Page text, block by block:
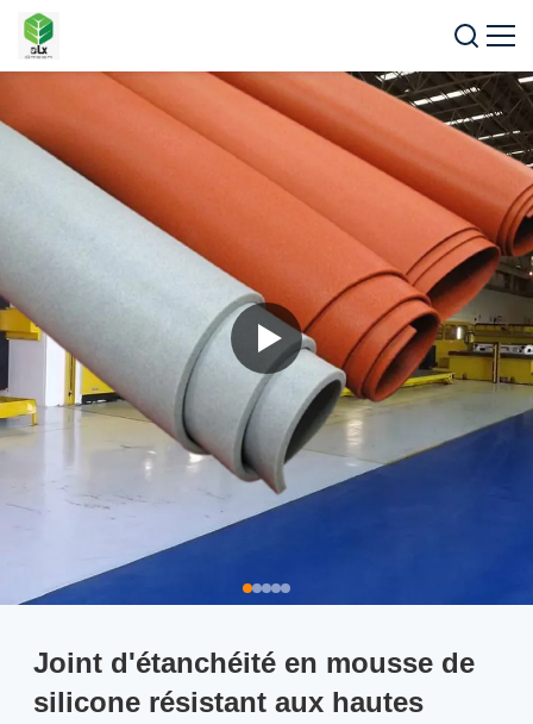
Joint d'étanchéité en mousse de
silicone résistant aux hautes